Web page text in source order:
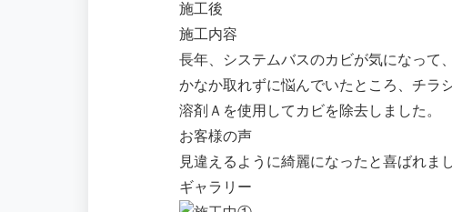
施工後
施工内容
長年、システムバスのカビが気になって
かなか取れずに悩んでいたところ、チラ
溶剤Ａを使用してカビを除去しました。
お客様の声
見違えるように綺麗になったと喜ばれまし
ギャラリー